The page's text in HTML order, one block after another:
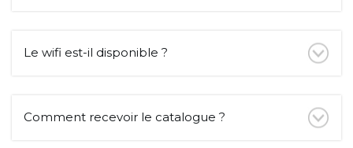
Le wifi est-il disponible ?
Comment recevoir le catalogue ?